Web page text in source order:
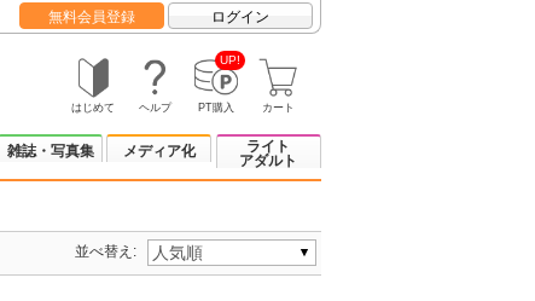
無料会員登録 ログイン
はじめて ヘルプ
UP!
PT購入 カート
雑誌・写真集 メディア化
ライト
アダルト
並べ替え: